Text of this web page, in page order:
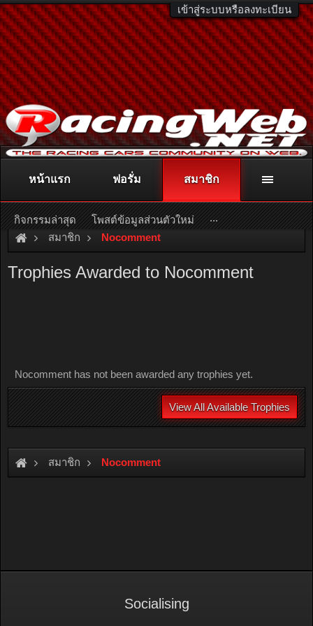
เข้าสู่ระบบหรือลงทะเบียน
ติดต่อลงโฆษณา racingweb@gmail.comหรือโทร. 081-811-1138
หรืออ่านรายละเอียดเพิ่มเติม คลิกที่นี่
สมาชิก Nocomment
Trophies Awarded to Nocomment
Nocomment has not been awarded any trophies yet.
View All Available Trophies
สมาชิก Nocomment
หน้าแรก ฟอรั่ม สมาชิก
กิจกรรมล่าสุด โพสต์ข้อมูลส่วนตัวใหม่ ...
Socialising